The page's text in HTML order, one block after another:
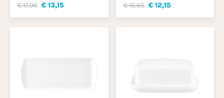
€ 17,00 € 13,15 € 15,60 € 12,15